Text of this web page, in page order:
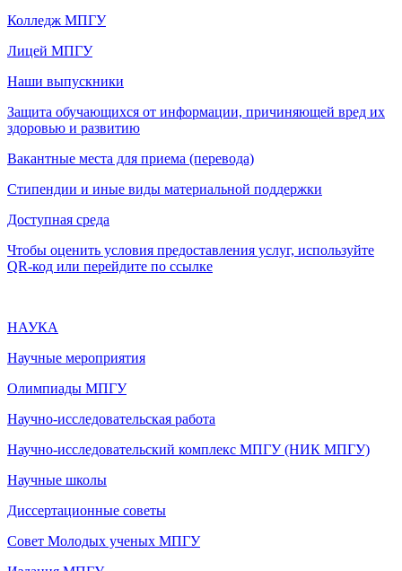
Колледж МПГУ
Лицей МПГУ
Наши выпускники
Защита обучающихся от информации, причиняющей вред их
здоровью и развитию
Вакантные места для приема (перевода)
Стипендии и иные виды материальной поддержки
Доступная среда
Чтобы оценить условия предоставления услуг, используйте
QR-код или перейдите по ссылке
НАУКА
Научные мероприятия
Олимпиады МПГУ
Научно-исследовательская работа
Научно-исследовательский комплекс МПГУ (НИК МПГУ)
Научные школы
Диссертационные советы
Совет Молодых ученых МПГУ